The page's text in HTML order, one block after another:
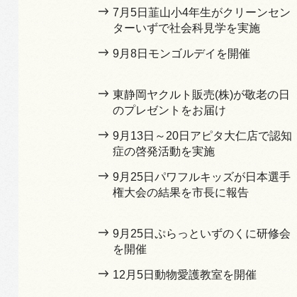
7月5日韮山小4年生がクリーンセン
ターいずで社会科見学を実施
9月8日モンゴルデイを開催
東静岡ヤクルト販売(株)が敬老の日
のプレゼントをお届け
9月13日～20日アピタ大仁店で認知
症の啓発活動を実施
9月25日パワフルキッズが日本選手
権大会の結果を市長に報告
9月25日ぷらっといずのくに研修会
を開催
12月5日動物愛護教室を開催